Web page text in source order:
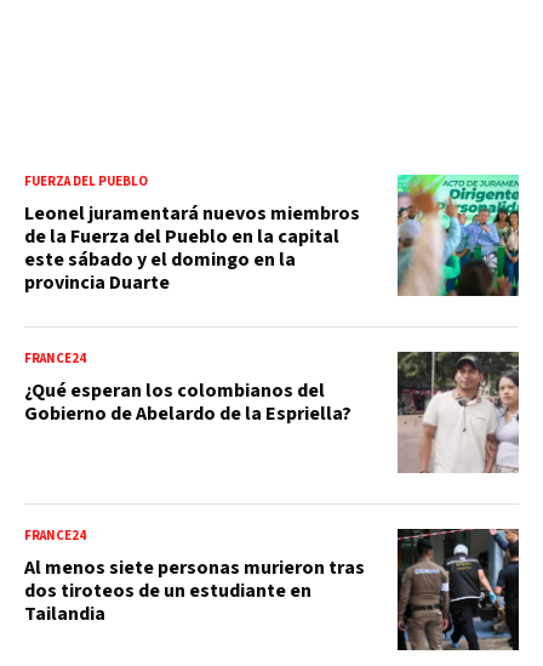
FUERZA DEL PUEBLO
Leonel juramentará nuevos miembros
de la Fuerza del Pueblo en la capital
este sábado y el domingo en la
provincia Duarte
FRANCE24
¿Qué esperan los colombianos del
Gobierno de Abelardo de la Espriella?
FRANCE24
Al menos siete personas murieron tras
dos tiroteos de un estudiante en
Tailandia